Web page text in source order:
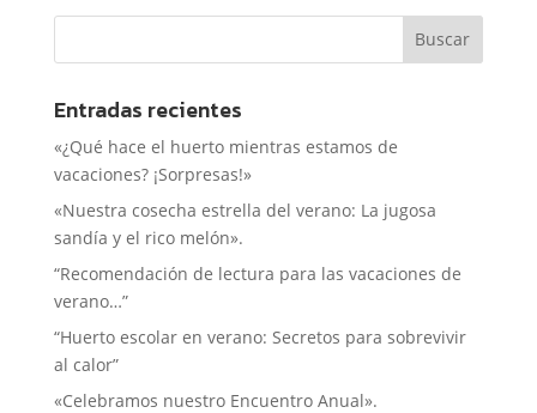
Entradas recientes
«¿Qué hace el huerto mientras estamos de
vacaciones? ¡Sorpresas!»
«Nuestra cosecha estrella del verano: La jugosa
sandía y el rico melón».
“Recomendación de lectura para las vacaciones de
verano…”
“Huerto escolar en verano: Secretos para sobrevivir
al calor”
«Celebramos nuestro Encuentro Anual».